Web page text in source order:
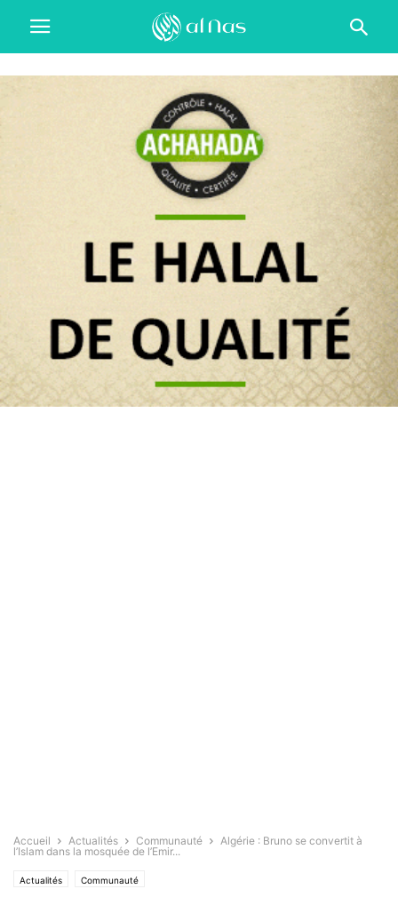
Accueil Actualités Communauté
Algérie : Bruno se convertit à
l’Islam dans la mosquée de l’Emir...
Actualités Communauté